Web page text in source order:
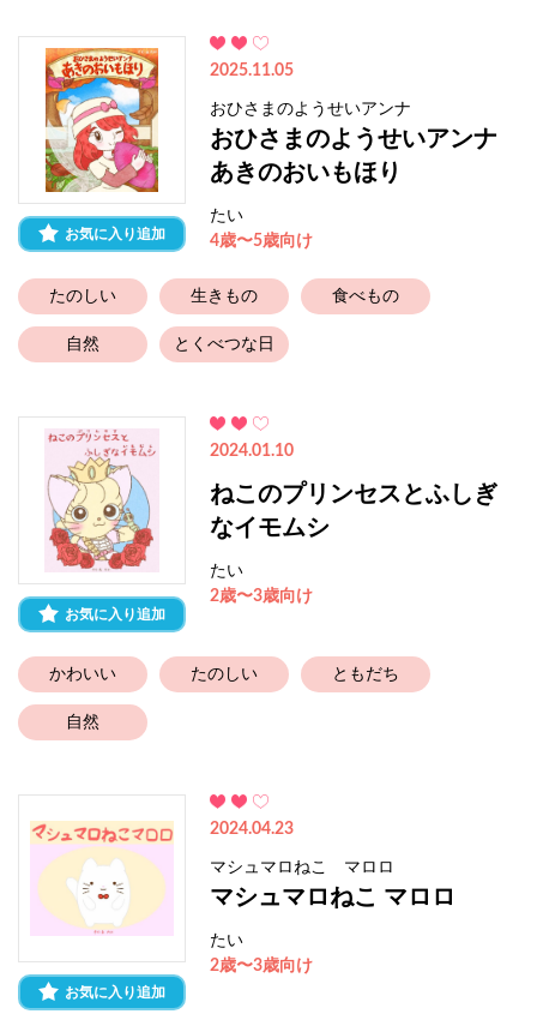
お気に入り追加
2025.11.05
おひさまのようせいアンナ
おひさまのようせいアンナ
あきのおいもほり
たい
4歳〜5歳向け
たのしい 生きもの 食べもの
自然 とくべつな日
お気に入り追加
2024.01.10
ねこのプリンセスとふしぎ
なイモムシ
たい
2歳〜3歳向け
かわいい たのしい ともだち
自然
お気に入り追加
2024.04.23
マシュマロねこ マロロ
マシュマロねこ マロロ
たい
2歳〜3歳向け